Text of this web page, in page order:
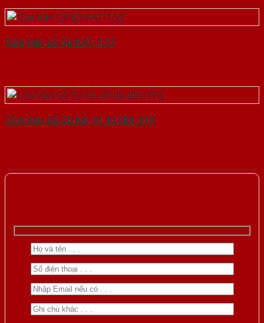
Cửa Vân Gỗ 5D KAT-1.52
Cửa Vân Gỗ 5D KA-41.40.40A-3TK